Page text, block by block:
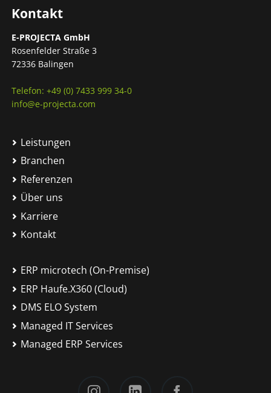
Kontakt
E-PROJECTA GmbH
Rosenfelder Straße 3
72336 Balingen
Telefon: +49 (0) 7433 999 34-0
info@e-projecta.com
Leistungen
Branchen
Referenzen
Über uns
Karriere
Kontakt
ERP microtech (On-Premise)
ERP Haufe.X360 (Cloud)
DMS ELO System
Managed IT Services
Managed ERP Services